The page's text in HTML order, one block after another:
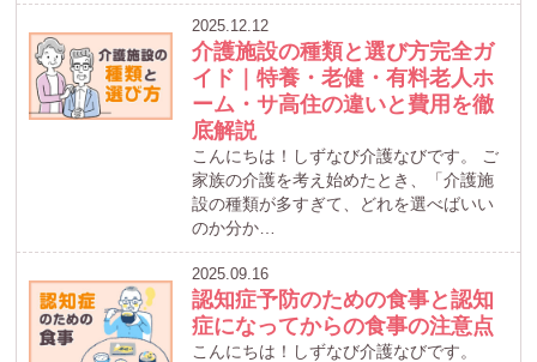
2025.12.12
介護施設の種類と選び方完全ガ
イド｜特養・老健・有料老人ホ
ーム・サ高住の違いと費用を徹
底解説
こんにちは！しずなび介護なびです。 ご
家族の介護を考え始めたとき、「介護施
設の種類が多すぎて、どれを選べばいい
のか分か…
2025.09.16
認知症予防のための食事と認知
症になってからの食事の注意点
こんにちは！しずなび介護なびです。